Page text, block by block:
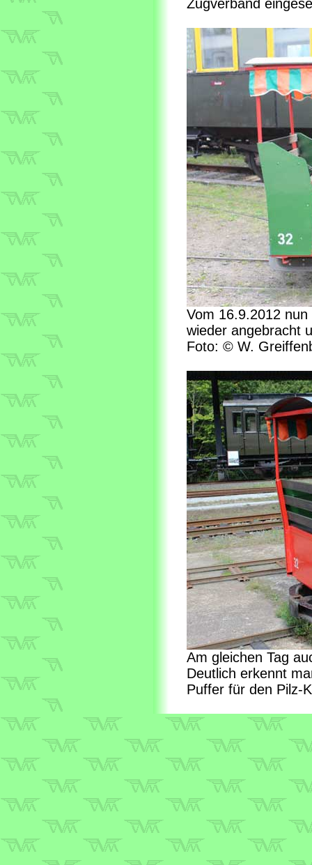
Zugverband
Vom 16.9.2012
wieder angebracht
Foto: © W.
Am gleichen Tag
Deutlich erkennt
Puffer für den Pilz-